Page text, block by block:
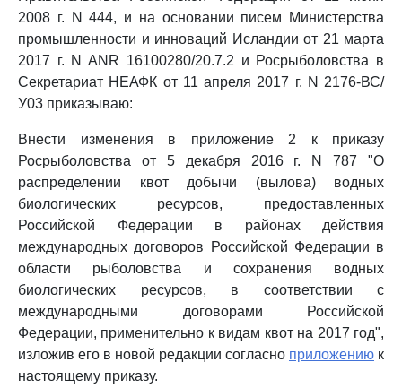
2008 г. N 444, и на основании писем Министерства
промышленности и инноваций Исландии от 21 марта
2017 г. N ANR 16100280/20.7.2 и Росрыболовства в
Секретариат НЕАФК от 11 апреля 2017 г. N 2176-ВС/
У03 приказываю:
Внести изменения в приложение 2 к приказу
Росрыболовства от 5 декабря 2016 г. N 787 "О
распределении квот добычи (вылова) водных
биологических ресурсов, предоставленных
Российской Федерации в районах действия
международных договоров Российской Федерации в
области рыболовства и сохранения водных
биологических ресурсов, в соответствии с
международными договорами Российской
Федерации, применительно к видам квот на 2017 год",
изложив его в новой редакции согласно приложению к
настоящему приказу.